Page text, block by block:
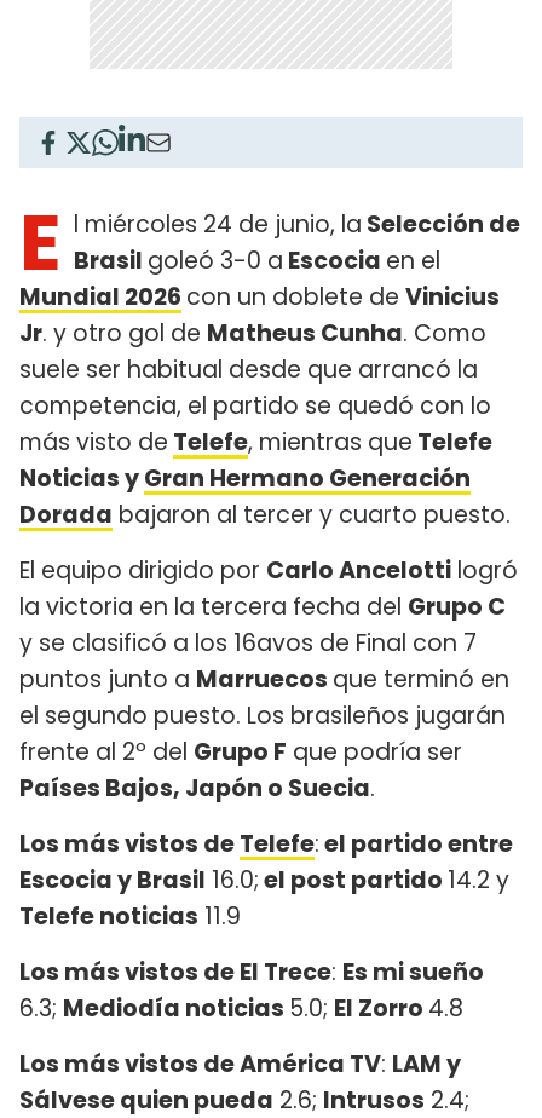
E l miércoles 24 de junio, la Selección de
Brasil goleó 3-0 a Escocia en el
Mundial 2026 con un doblete de Vinicius
Jr. y otro gol de Matheus Cunha. Como
suele ser habitual desde que arrancó la
competencia, el partido se quedó con lo
más visto de Telefe, mientras que Telefe
Noticias yGran Hermano Generación
Dorada bajaron al tercer y cuarto puesto.
El equipo dirigido por Carlo Ancelotti logró
la victoria en la tercera fecha del Grupo C
y se clasificó a los 16avos de Final con 7
puntos junto a Marruecos que terminó en
el segundo puesto. Los brasileños jugarán
frente al 2º del Grupo F que podría ser
Países Bajos, Japón o Suecia.
Los más vistos deTelefe:el partido entre
Escocia y Brasil 16.0;el post partido 14.2 y
Telefe noticias 11.9
Los más vistos de El Trece: Es mi sueño
6.3; Mediodía noticias 5.0; El Zorro 4.8
Los más vistos de América TV: LAM y
Sálvese quien pueda 2.6; Intrusos 2.4;